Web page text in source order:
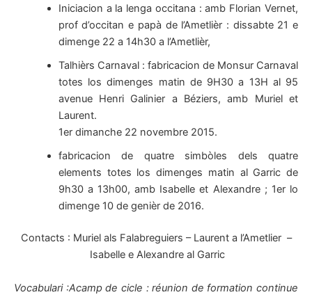
Iniciacion a la lenga occitana : amb Florian Vernet,
prof d’occitan e papà de l’Ametlièr : dissabte 21 e
dimenge 22 a 14h30 a l’Ametlièr,
Talhièrs Carnaval : fabricacion de Monsur Carnaval
totes los dimenges matin de 9H30 a 13H al 95
avenue Henri Galinier a Béziers, amb Muriel et
Laurent.
1er dimanche 22 novembre 2015.
fabricacion de quatre simbòles dels quatre
elements totes los dimenges matin al Garric de
9h30 a 13h00, amb Isabelle et Alexandre ; 1er lo
dimenge 10 de genièr de 2016.
Contacts : Muriel als Falabreguiers – Laurent a l’Ametlier –
Isabelle e Alexandre al Garric
Vocabulari :Acamp de cicle : réunion de formation continue